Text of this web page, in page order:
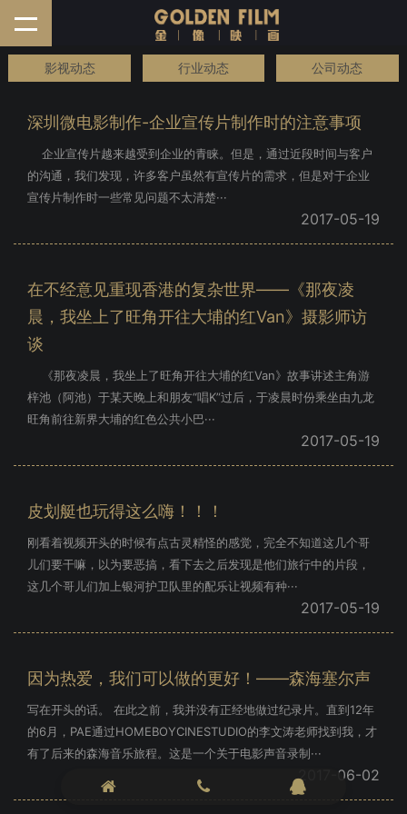
首页
金像映画
作品案例
服务内容
拍摄花絮
新闻动态
联系我们
影视动态 行业动态 公司动态
深圳微电影制作-企业宣传片制作时的注意事项
企业宣传片越来越受到企业的青睐。但是，通过近段时间与客户
的沟通，我们发现，许多客户虽然有宣传片的需求，但是对于企业
宣传片制作时一些常见问题不太清楚···
2017-05-19
在不经意见重现香港的复杂世界——《那夜凌
晨，我坐上了旺角开往大埔的红Van》摄影师访
谈
《那夜凌晨，我坐上了旺角开往大埔的红Van》故事讲述主角游
梓池（阿池）于某天晚上和朋友“唱K”过后，于凌晨时份乘坐由九龙
旺角前往新界大埔的红色公共小巴···
2017-05-19
皮划艇也玩得这么嗨！！！
刚看着视频开头的时候有点古灵精怪的感觉，完全不知道这几个哥
儿们要干嘛，以为要恶搞，看下去之后发现是他们旅行中的片段，
这几个哥儿们加上银河护卫队里的配乐让视频有种···
2017-05-19
因为热爱，我们可以做的更好！——森海塞尔声
写在开头的话。 在此之前，我并没有正经地做过纪录片。直到12年
的6月，PAE通过HOMEBOYCINESTUDIO的李文涛老师找到我，才
有了后来的森海音乐旅程。这是一个关于电影声音录制···
2017-06-02